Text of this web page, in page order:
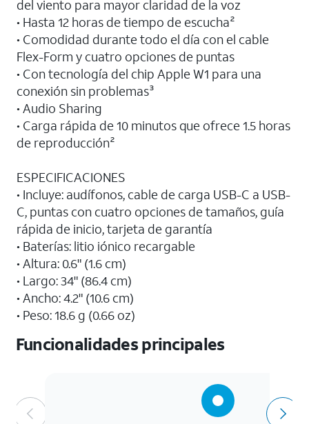
del viento para mayor claridad de la voz
• Hasta 12 horas de tiempo de escucha²
• Comodidad durante todo el día con el cable
Flex-Form y cuatro opciones de puntas
• Con tecnología del chip Apple W1 para una
conexión sin problemas³
• Audio Sharing
• Carga rápida de 10 minutos que ofrece 1.5 horas
de reproducción²
ESPECIFICACIONES
• Incluye: audífonos, cable de carga USB-C a USB-
C, puntas con cuatro opciones de tamaños, guía
rápida de inicio, tarjeta de garantía
• Baterías: litio iónico recargable
• Altura: 0.6" (1.6 cm)
• Largo: 34" (86.4 cm)
• Ancho: 4.2" (10.6 cm)
• Peso: 18.6 g (0.66 oz)
Funcionalidades principales